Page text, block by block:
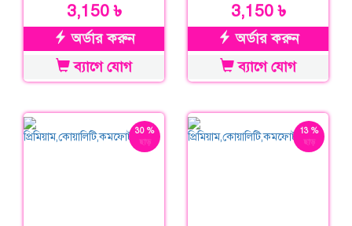
3,150 ৳
অর্ডার করুন
ব্যাগে যোগ
3,150 ৳
অর্ডার করুন
ব্যাগে যোগ
30 %
ছাড়
13 %
ছাড়